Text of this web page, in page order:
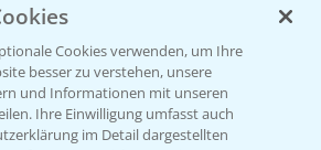
Cookies verwenden, um Ihre
besser zu verstehen, unsere
und Informationen mit unseren
Ihre Einwilligung umfasst auch
im Detail dargestellten